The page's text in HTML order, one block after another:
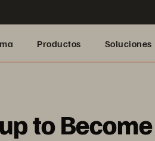
Productos Soluciones
to